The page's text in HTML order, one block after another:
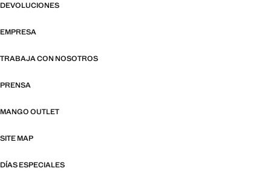
DEVOLUCIONES
EMPRESA
TRABAJA CON NOSOTROS
PRENSA
MANGO OUTLET
SITE MAP
DÍAS ESPECIALES